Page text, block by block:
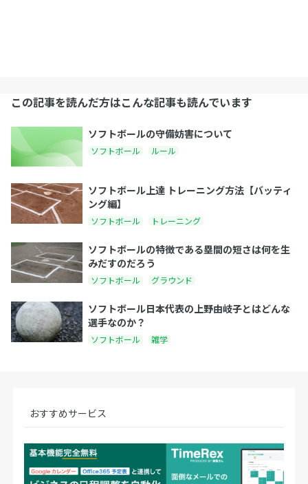
この記事を読んだ方はこんな記事も読んでいます
ソフトボールの守備妨害について
ソフトボール ルール
ソフトボール上達 トレーニング方法【バッティ
ング編】
ソフトボール トレーニング
ソフトボールの特徴である塁間の短さは何を生
みだすのだろう
ソフトボール グラウンド
ソフトボール日本代表の上野由岐子とはどんな
選手なのか？
ソフトボール 雑学
おすすめサービス